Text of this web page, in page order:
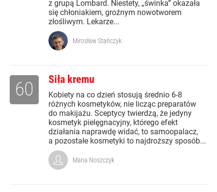
z grupą Lombard. Niestety, „świnka” okazała
się chłoniakiem, groźnym nowotworem
złośliwym. Lekarze...
Mirosław Stańczyk
Siła kremu
Kobiety na co dzień stosują średnio 6-8
różnych kosmetyków, nie licząc preparatów
do makijażu. Sceptycy twierdzą, że jedyny
kosmetyk pielęgnacyjny, którego efekt
działania naprawdę widać, to samoopalacz,
a pozostałe kosmetyki to najdroższy sposób...
60
Maria Noszczyk